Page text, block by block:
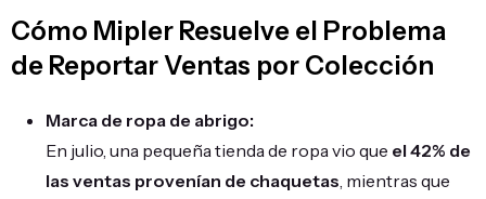
Cómo Mipler Resuelve el Problema
de Reportar Ventas por Colección
Marca de ropa de abrigo:
En julio, una pequeña tienda de ropa vio que el 42% de
las ventas provenían de chaquetas, mientras que